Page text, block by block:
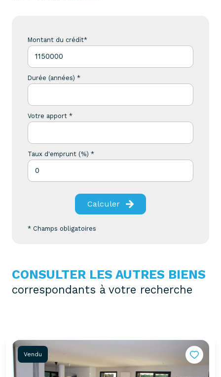
Montant du crédit*
Durée (années) *
Votre apport *
Taux d'emprunt (%) *
Calculer
* Champs obligatoires
CONSULTER LES AUTRES BIENS
correspondants à votre recherche
Vendu